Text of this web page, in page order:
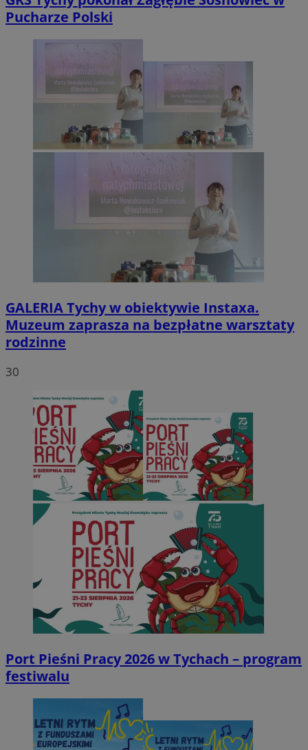
Pucharze Polski
GALERIATychy w obiektywie Instaxa.
Muzeum zaprasza na bezpłatne warsztaty
rodzinne
30
Port Pieśni Pracy 2026 w Tychach – program
festiwalu